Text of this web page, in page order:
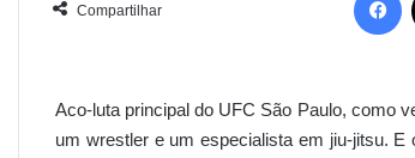
Compartilhar
Aco-luta principal do UFC São Paulo, como
um wrestler e um especialista em jiu-jitsu.